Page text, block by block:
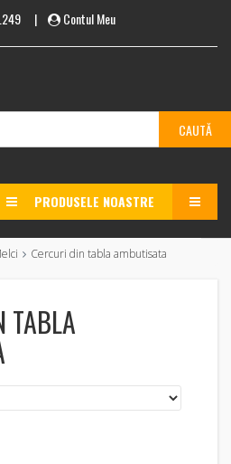
| Contul Meu
PRODUSELE NOASTRE MENU
Cercuri din tabla ambutisata
TABLA